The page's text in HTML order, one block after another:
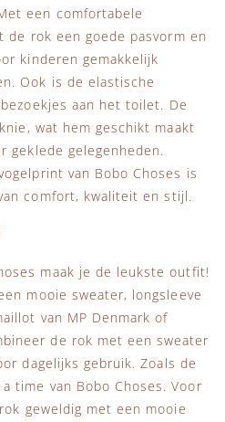
een comfortabele
rok een goede pasvorm en
kinderen gemakkelijk
Ook is de elastische
aan het toilet. De
wat hem geschikt maakt
geklede gelegenheden.
van Bobo Choses is
comfort, kwaliteit en stijl.
maak je de leukste outfit!
mooie sweater, longsleeve
van MP Denmark of
de rok met een sweater
dagelijks gebruik. Zoals de
time van Bobo Choses. Voor
geweldig met een mooie